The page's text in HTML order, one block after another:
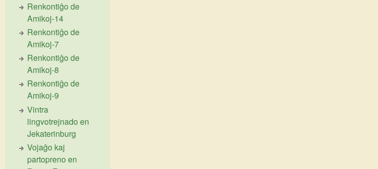
Renkontiĝo de
Amikoj-14
Renkontiĝo de
Amikoj-7
Renkontiĝo de
Amikoj-8
Renkontiĝo de
Amikoj-9
Vintra
lingvotrejnado en
Jekaterinburg
Vojaĝo kaj
partopreno en